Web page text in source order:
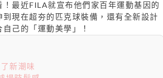
最近FILA就宣布他們家百年運動基因的
現在超夯的匹克球裝備，還有全新設計
己的「運動美學」！
新潮味